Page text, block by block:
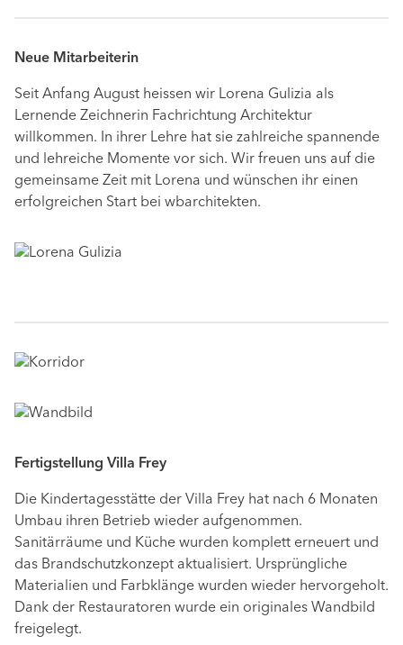
Neue Mitarbeiterin
Seit Anfang August heissen wir Lorena Gulizia als
Lernende Zeichnerin Fachrichtung Architektur
willkommen. In ihrer Lehre hat sie zahlreiche spannende
und lehreiche Momente vor sich. Wir freuen uns auf die
gemeinsame Zeit mit Lorena und wünschen ihr einen
erfolgreichen Start bei wbarchitekten.
Fertigstellung Villa Frey
Die Kindertagesstätte der Villa Frey hat nach 6 Monaten
Umbau ihren Betrieb wieder aufgenommen.
Sanitärräume und Küche wurden komplett erneuert und
das Brandschutzkonzept aktualisiert. Ursprüngliche
Materialien und Farbklänge wurden wieder hervorgeholt.
Dank der Restauratoren wurde ein originales Wandbild
freigelegt.